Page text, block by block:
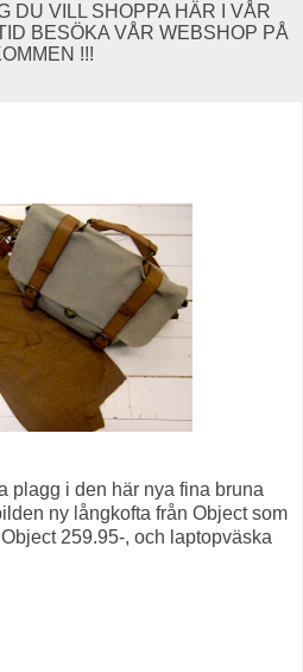
DU VILL SHOPPA HÄR I VÅR
BESÖKA VÅR WEBSHOP PÅ
!!!
plagg i den här nya fina bruna
ny långkofta från Object som
259.95-, och laptopväska